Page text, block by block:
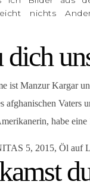
nichts
dich
ist Manzur Kargar
afghanischen
habe
5, 2015, Öl auf